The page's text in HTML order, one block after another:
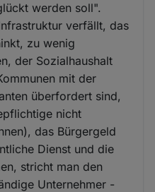
werden soll".
verfällt, das
zu wenig
der Sozialhaushalt
mit der
überfordert sind,
nicht
das Bürgergeld
Dienst und die
stricht man den
Unternehmer -